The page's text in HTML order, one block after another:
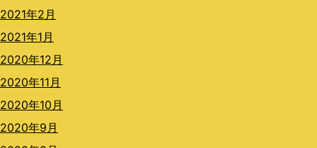
2021年2月
2021年1月
2020年12月
2020年11月
2020年10月
2020年9月